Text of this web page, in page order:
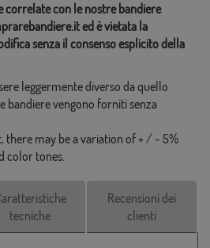
correlate con le nostre bandiere
ed è vietata la
senza il consenso esplicito della
leggermente diverso da quello
bandiere vengono forniti senza
may be a variation of + / - 5%
color tones.
tecniche
Recensioni dei
clienti